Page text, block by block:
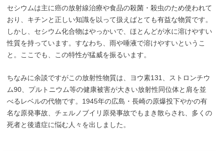
セシウムは主に癌の放射線治療や食品の殺菌・殺虫のため使われて
おり、キチンと正しい知識を以って扱えばとても有益な物質です。
しかし、セシウム化合物はやっかいで、ほとんどが水に溶けやすい
性質を持っています。すなわち、雨や唾液で溶けやすいというこ
と。ここでも、この特性が猛威を振るいます。
ちなみに余談ですがこの放射性物質は、ヨウ素131、ストロンチウ
ム90、プルトニウム等の健康被害が大きい放射性同位体と肩を並
べるレベルの代物です。1945年の広島・長崎の原爆投下やかの有
名な原発事故、チェルノブイリ原発事故でもまき散らされ、多くの
死者と後遺症に悩む人々を出しました。